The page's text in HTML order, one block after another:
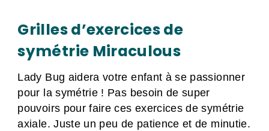
Grilles d’exercices de
symétrie Miraculous
Lady Bug aidera votre enfant à se passionner
pour la symétrie ! Pas besoin de super
pouvoirs pour faire ces exercices de symétrie
axiale. Juste un peu de patience et de minutie.